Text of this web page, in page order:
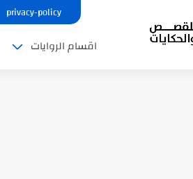
privacy-policy
اقسام الروايات